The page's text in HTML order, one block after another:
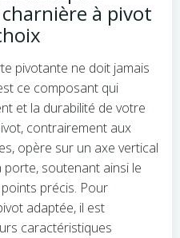
charnière à pivot
pivotante ne doit jamais
ce composant qui
et la durabilité de votre
contrairement aux
opère sur un axe vertical
soutenant ainsi le
précis. Pour
adaptée, il est
caractéristiques